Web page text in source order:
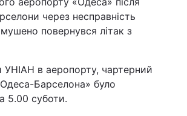
через несправність
повернувся літак з
УНІАН в аеропорту, чартерний
Барселона» було
5.00 суботи.